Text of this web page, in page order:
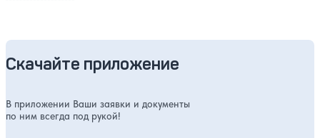
Скачайте приложение
В приложении Ваши заявки и документы
по ним всегда под рукой!